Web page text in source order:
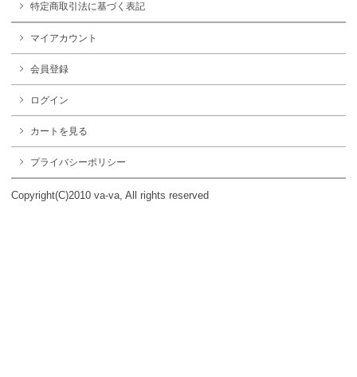
特定商取引法に基づく表記
マイアカウント
会員登録
ログイン
カートを見る
プライバシーポリシー
Copyright(C)2010 va-va, All rights reserved